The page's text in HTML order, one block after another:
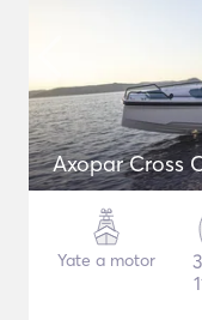
Axopar Cross
Yate a motor